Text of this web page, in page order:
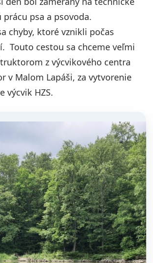
psa a psovoda.
chyby, ktoré vznikli počas
Touto cestou sa chceme veľmi
z výcvikového centra
v Malom Lapáši, za vytvorenie
výcvik HZS.